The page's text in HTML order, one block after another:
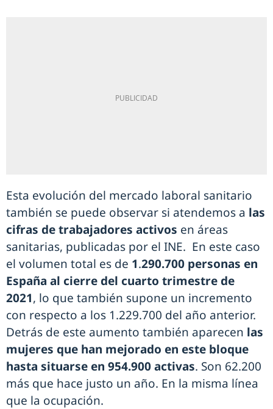
Esta evolución del mercado laboral sanitario
también se puede observar si atendemos a las
cifras de trabajadores activos en áreas
sanitarias, publicadas por el INE. En este caso
el volumen total es de 1.290.700 personas en
España al cierre del cuarto trimestre de
2021, lo que también supone un incremento
con respecto a los 1.229.700 del año anterior.
Detrás de este aumento también aparecen las
mujeres que han mejorado en este bloque
hasta situarse en 954.900 activas. Son 62.200
más que hace justo un año. En la misma línea
que la ocupación.